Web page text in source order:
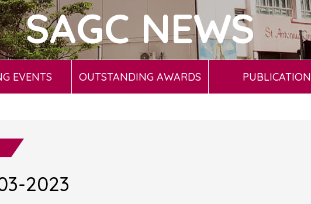
SAGC NEWS
EVENTS OUTSTANDING AWARDS PUBLICATION
2023